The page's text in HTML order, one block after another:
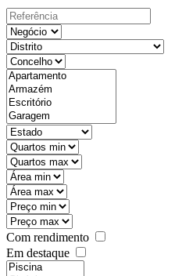
Com rendimento
Em destaque